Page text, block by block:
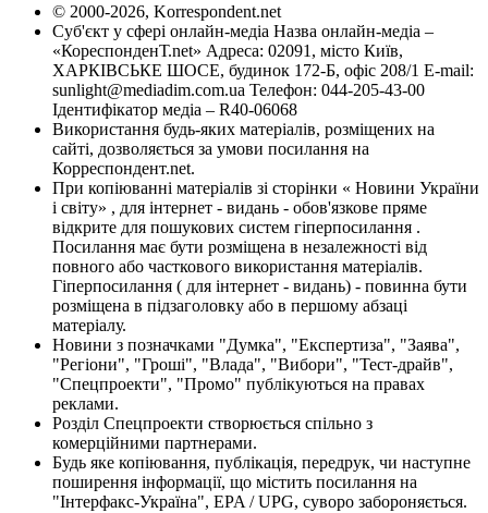
© 2000-2026, Korrespondent.net
Суб'єкт у сфері онлайн-медіа Назва онлайн-медіа –
«КореспонденТ.net» Адреса: 02091, місто Київ,
ХАРКІВСЬКЕ ШОСЕ, будинок 172-Б, офіс 208/1 E-mail:
sunlight@mediadim.com.ua Телефон: 044-205-43-00
Ідентифікатор медіа – R40-06068
Використання будь-яких матеріалів, розміщених на
сайті, дозволяється за умови посилання на
Корреспондент.net.
При копіюванні матеріалів зі сторінки « Новини України
і світу» , для інтернет - видань - обов'язкове пряме
відкрите для пошукових систем гіперпосилання .
Посилання має бути розміщена в незалежності від
повного або часткового використання матеріалів.
Гіперпосилання ( для інтернет - видань) - повинна бути
розміщена в підзаголовку або в першому абзаці
матеріалу.
Новини з позначками "Думка", "Експертиза", "Заява",
"Регіони", "Гроші", "Влада", "Вибори", "Тест-драйв",
"Спецпроекти", "Промо" публікуються на правах
реклами.
Розділ Спецпроекти створюється спільно з
комерційними партнерами.
Будь яке копіювання, публікація, передрук, чи наступне
поширення інформації, що містить посилання на
"Інтерфакс-Україна", EPA / UPG, суворо забороняється.